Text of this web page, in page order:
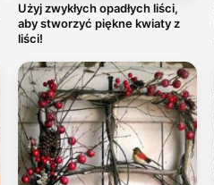
Użyj zwykłych opadłych liści,
aby stworzyć piękne kwiaty z
liści!